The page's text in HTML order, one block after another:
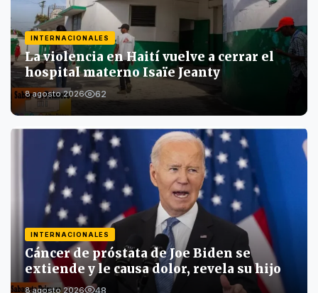
INTERNACIONALES
La violencia en Haití vuelve a cerrar el
hospital materno Isaïe Jeanty
8 agosto 2026 62
INTERNACIONALES
Cáncer de próstata de Joe Biden se
extiende y le causa dolor, revela su hijo
8 agosto 2026 48